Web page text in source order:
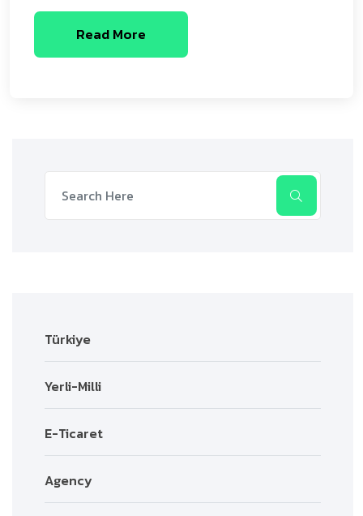
Read More
Türkiye
Yerli-Milli
E-Ticaret
Agency